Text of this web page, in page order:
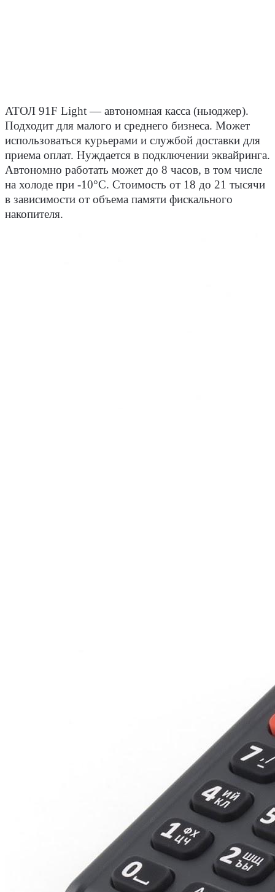
АТОЛ 91F Light ― автономная касса (ньюджер).
Подходит для малого и среднего бизнеса. Может
использоваться курьерами и службой доставки для
приема оплат. Нуждается в подключении эквайринга.
Автономно работать может до 8 часов, в том числе
на холоде при -10°С. Стоимость от 18 до 21 тысячи
в зависимости от объема памяти фискального
накопителя.